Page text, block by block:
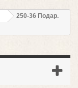
250-36 Подар.